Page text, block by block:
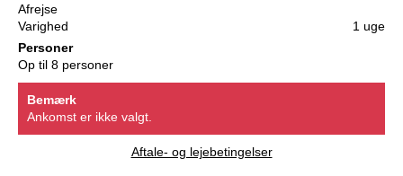
Afrejse
Varighed
1 uge
Personer
Op til 8 personer
Bemærk
Ankomst er ikke valgt.
Aftale- og lejebetingelser